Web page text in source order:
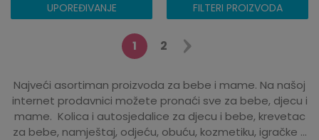
UPOREĐIVANJE FILTERI PROIZVODA
1 2
Najveći asortiman proizvoda za bebe i mame. Na našoj
internet prodavnici možete pronaći sve za bebe, djecu i
mame. Kolica i autosjedalice za djecu i bebe, krevetac
za bebe, namještaj, odjeću, obuću, kozmetiku, igračke ...